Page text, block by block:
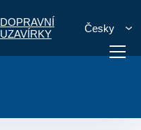
DOPRAVNÍ
UZAVÍRKY
Česky